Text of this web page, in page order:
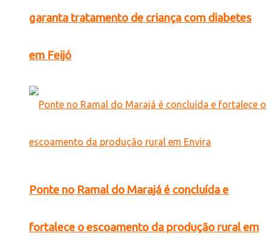
garanta tratamento de criança com diabetes
em Feijó
Ponte no Ramal do Marajá é concluída e
fortalece o escoamento da produção rural em